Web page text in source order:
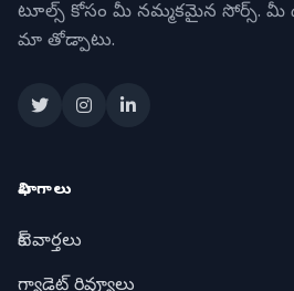
టూల్స్ కోసం మీ నమ్మకమైన సోర్స్.
మా తోడ్పాటు.
విభాగాలు
టెక్ వార్తలు